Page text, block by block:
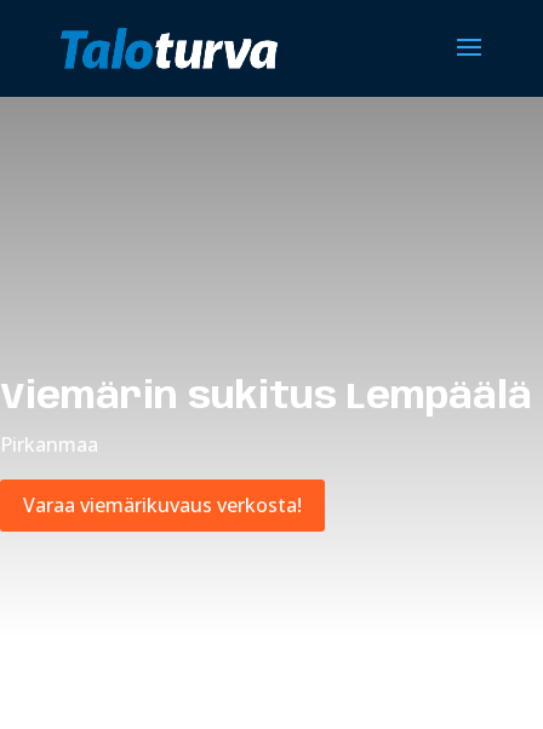
Viemärin sukitus Lempäälä
Pirkanmaa
Varaa viemärikuvaus verkosta!